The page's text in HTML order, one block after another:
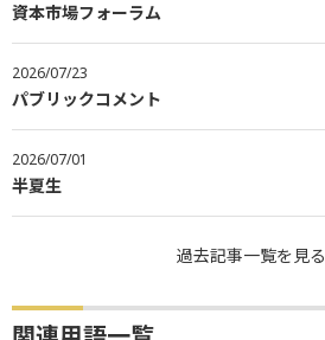
資本市場フォーラム
2026/07/23
パブリックコメント
2026/07/01
半夏生
過去記事一覧を見る